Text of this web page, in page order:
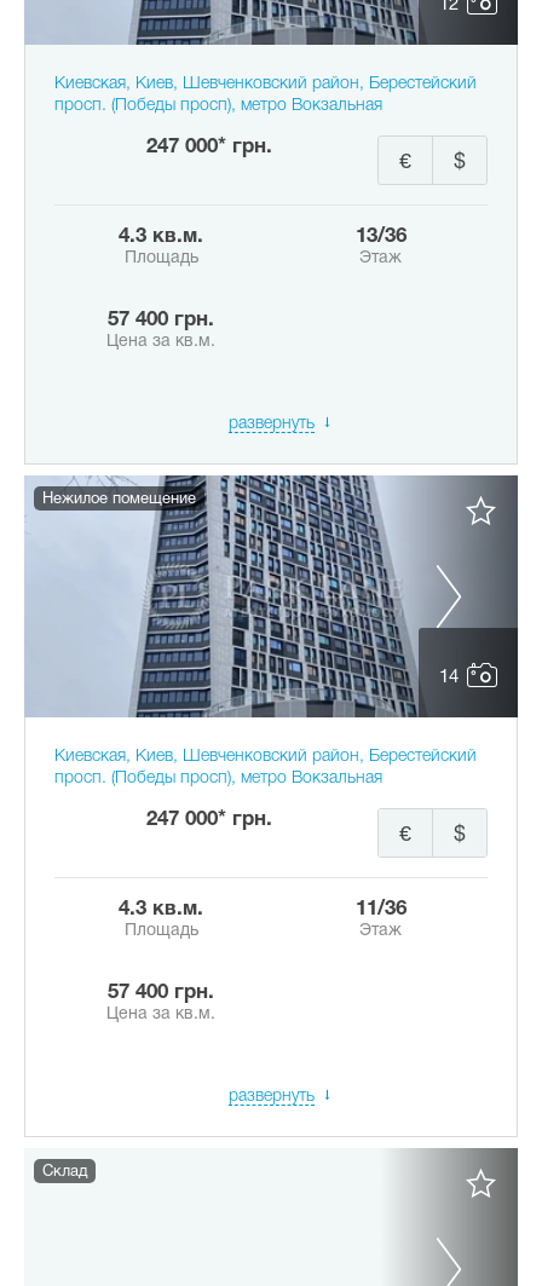
12
Киевская, Киев, Шевченковский район, Берестейский
просп. (Победы просп), метро Вокзальная
247 000* грн.
$
€
4.3 кв.м.
Площадь
13/36
Этаж
57 400 грн.
Цена за кв.м.
развернуть
14
Нежилое помещение
Киевская, Киев, Шевченковский район, Берестейский
просп. (Победы просп), метро Вокзальная
247 000* грн.
$
€
4.3 кв.м.
Площадь
11/36
Этаж
57 400 грн.
Цена за кв.м.
развернуть
Склад